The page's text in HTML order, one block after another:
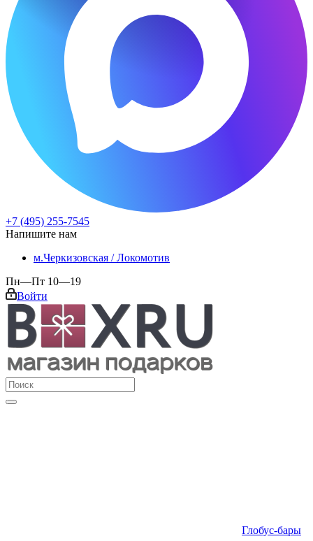
+7 (495) 255-7545
Напишите нам
м.Черкизовская / Локомотив
Пн—Пт 10—19
Войти
Глобус-бары